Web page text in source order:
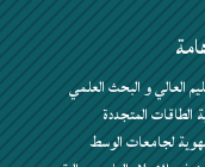
العالي و البحث العلمي
الطاقات المتجددة
لجامعات الوسط